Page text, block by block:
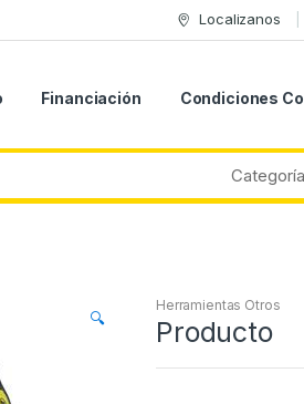
Localizanos
Financiación Condiciones
🔍
Herramientas Otros
Producto